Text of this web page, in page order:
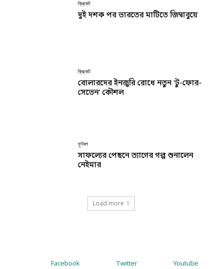
ক্রিকেট
দুই দশক পর ভারতের মাটিতে জিম্বাবুয়ে
ক্রিকেট
বোলারদের ইনজুরি রোধে নতুন ‘টু-ফোর-
সেভেন’ কৌশল
ফুটবল
সাফল্যের পেছনে ত্যাগের গল্প শুনালেন
নেইমার
Load more
Facebook Twitter Youtube